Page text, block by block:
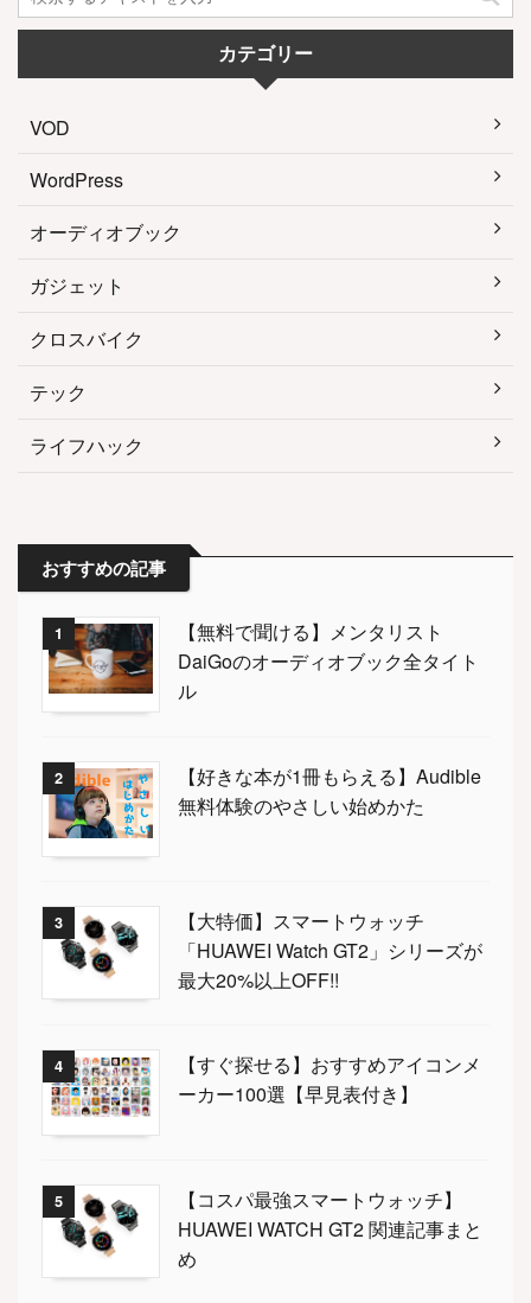
カテゴリー
VOD
WordPress
オーディオブック
ガジェット
クロスバイク
テック
ライフハック
おすすめの記事
1
【無料で聞ける】メンタリスト
DaiGoのオーディオブック全タイト
ル
2
【好きな本が1冊もらえる】Audible
無料体験のやさしい始めかた
3
【大特価】スマートウォッチ
「HUAWEI Watch GT2」シリーズが
最大20%以上OFF!!
4
【すぐ探せる】おすすめアイコンメ
ーカー100選【早見表付き】
5
【コスパ最強スマートウォッチ】
HUAWEI WATCH GT2 関連記事まと
め